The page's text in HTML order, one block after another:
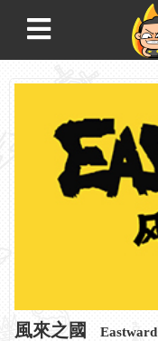
風來之國 Eastward